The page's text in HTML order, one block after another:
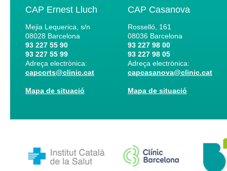
CAP Ernest Lluch
Mejia Lequerica, s/n
08028 Barcelona
93 227 55 90
93 227 55 99
Adreça electrònica:
capcorts@clinic.cat
Mapa de situació
CAP Casanova
Rosselló, 161
08036 Barcelona
93 227 98 00
93 227 98 05
Adreça electrònica:
capcasanova@clinic.cat
Mapa de situació